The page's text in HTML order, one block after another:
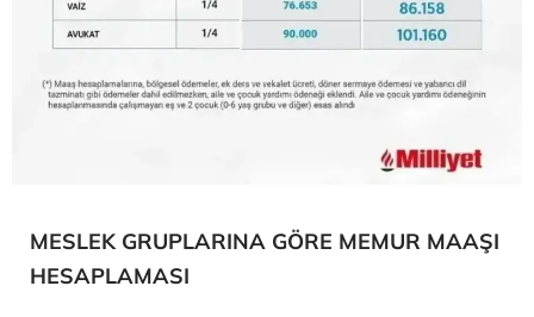
MESLEK GRUPLARINA GÖRE MEMUR MAAŞI
HESAPLAMASI